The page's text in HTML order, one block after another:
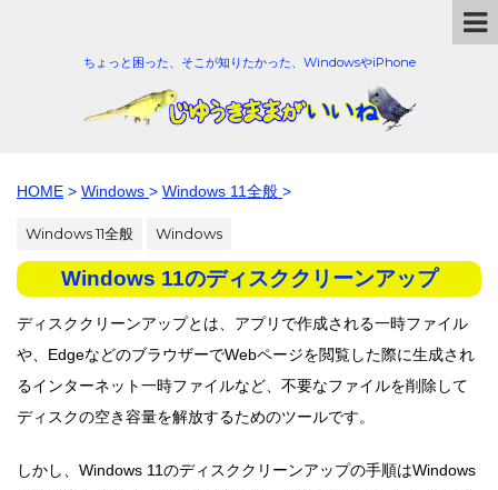
ちょっと困った、そこが知りたかった、WindowsやiPhone
HOME > Windows > Windows 11全般 >
Windows 11全般 Windows
Windows 11のディスククリーンアップ
ディスククリーンアップとは、アプリで作成される一時ファイル
や、EdgeなどのブラウザーでWebページを閲覧した際に生成され
るインターネット一時ファイルなど、不要なファイルを削除して
ディスクの空き容量を解放するためのツールです。
しかし、Windows 11のディスククリーンアップの手順はWindows